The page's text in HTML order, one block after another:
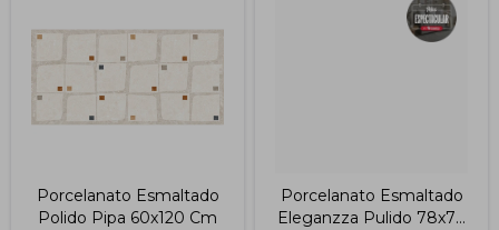
Porcelanato Esmaltado
Polido Pipa 60x120 Cm
Porcelanato Esmaltado
Eleganzza Pulido 78x78